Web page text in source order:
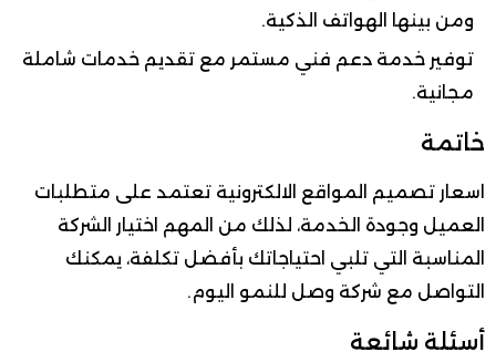
ومن بينها الهواتف الذكية.
توفير خدمة دعم فني مستمر مع تقديم خدمات شاملة
مجانية.
خاتمة
اسعار تصميم المواقع الالكترونية تعتمد على متطلبات
العميل وجودة الخدمة، لذلك من المهم اختيار الشركة
المناسبة التي تلبي احتياجاتك بأفضل تكلفة، يمكنك
التواصل مع شركة وصل للنمو اليوم.
أسئلة شائعة